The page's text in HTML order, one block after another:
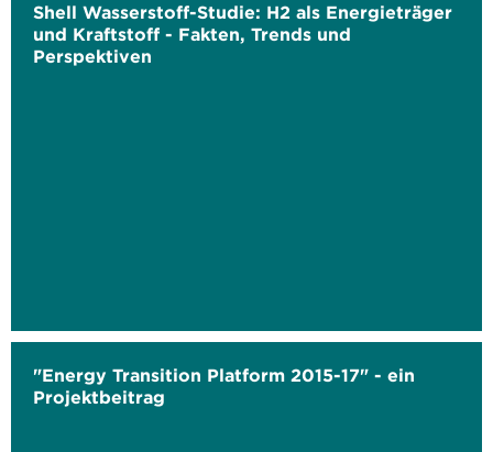
Shell Wasserstoff-Studie: H2 als Energieträger
und Kraftstoff - Fakten, Trends und
Perspektiven
"Energy Transition Platform 2015-17" - ein
Projektbeitrag